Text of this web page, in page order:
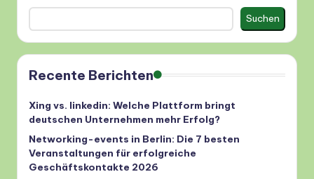
Suchen
Recente Berichten
Xing vs. linkedin: Welche Plattform bringt
deutschen Unternehmen mehr Erfolg?
Networking-events in Berlin: Die 7 besten
Veranstaltungen für erfolgreiche
Geschäftskontakte 2026